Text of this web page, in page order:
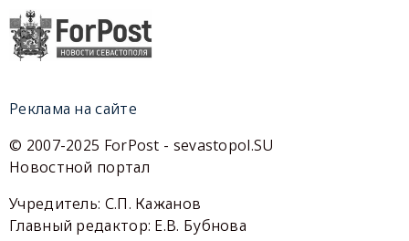
Реклама на сайте
© 2007-2025 ForPost - sevastopol.SU
Новостной портал
Учредитель: С.П. Кажанов
Главный редактор: Е.В. Бубнова